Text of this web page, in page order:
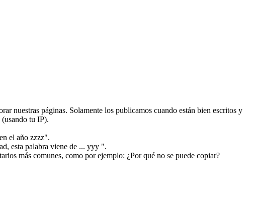
nuestras páginas. Solamente los publicamos cuando están bien escritos y
tu IP).
el año zzzz".
esta palabra viene de ... yyy ".
más comunes, como por ejemplo: ¿Por qué no se puede copiar?